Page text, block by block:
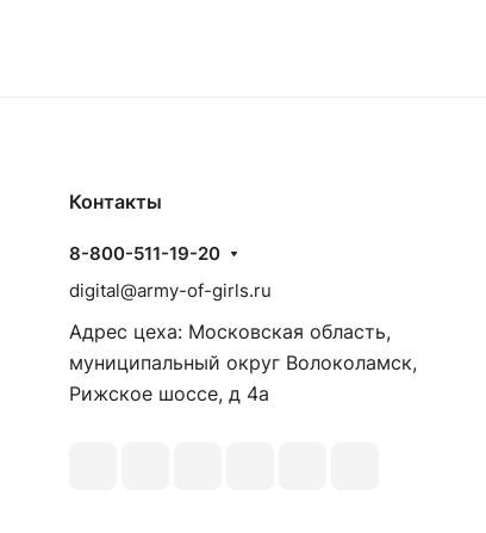
Контакты
8-800-511-19-20
digital@army-of-girls.ru
Адрес цеха: Московская область,
муниципальный округ Волоколамск,
Рижское шоссе, д 4а